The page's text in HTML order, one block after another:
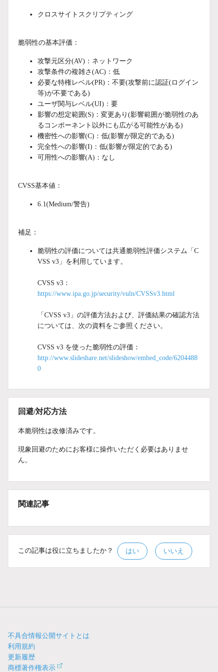
クロスサイトスクリプティング
脆弱性の基本評価：
攻撃元区分(AV)：ネットワーク
攻撃条件の複雑さ(AC)：低
必要な特権レベル(PR)：不要(攻撃前に認証(ログイン
等)が不要である)
ユーザ関与レベル(UI)：要
影響の想定範囲(S)：変更あり(影響範囲が脆弱性のあ
るコンポーネント以外にも広がる可能性がある)
機密性への影響(C)：低(影響が限定的である)
完全性への影響(I)：低(影響が限定的である)
可用性への影響(A)：なし
CVSS基本値：
6.1(Medium/警告)
補足：
脆弱性の評価については共通脆弱性評価システム「C
VSS v3」を利用しています。
CVSS v3：
https://www.ipa.go.jp/security/vuln/CVSSv3.html
「CVSS v3」の評価方法および、評価結果の確認方法
については、次の資料をご参照ください。
CVSS v3 を使った脆弱性の評価：
http://www.slideshare.net/slideshow/embed_code/6204488
0
回避/対応方法
本脆弱性は改修済みです。
現象回避のためにお客様に操作いただく必要はありませ
ん。
関連記事
この記事は役に立ちましたか？ はい いいえ
不具合情報公開サイトとは
利用規約
更新履歴
商標著作権表示